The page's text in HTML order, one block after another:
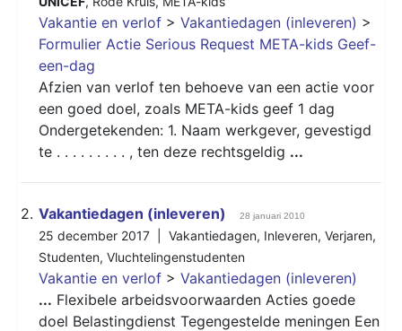
Vakantie en verlof > Vakantiedagen (inleveren) >
Formulier Actie Serious Request META-kids Geef-
een-dag
Afzien van verlof ten behoeve van een actie voor
een goed doel, zoals META-kids geef 1 dag
Ondergetekenden: 1. Naam werkgever, gevestigd
te . . . . . . . . . , ten deze rechtsgeldig ...
2. Vakantiedagen (inleveren) 28 januari 2010
25 december 2017 | Vakantiedagen, Inleveren, Verjaren,
Studenten, Vluchtelingenstudenten
Vakantie en verlof > Vakantiedagen (inleveren)
... Flexibele arbeidsvoorwaarden Acties goede
doel Belastingdienst Tegengestelde meningen Een